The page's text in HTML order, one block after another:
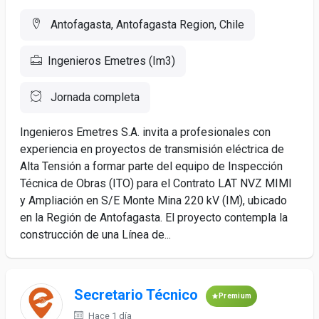
Antofagasta, Antofagasta Region, Chile
Ingenieros Emetres (Im3)
Jornada completa
Ingenieros Emetres S.A. invita a profesionales con
experiencia en proyectos de transmisión eléctrica de
Alta Tensión a formar parte del equipo de Inspección
Técnica de Obras (ITO) para el Contrato LAT NVZ MIMI
y Ampliación en S/E Monte Mina 220 kV (IM), ubicado
en la Región de Antofagasta. El proyecto contempla la
construcción de una Línea de...
Secretario Técnico Premium
Hace 1 día